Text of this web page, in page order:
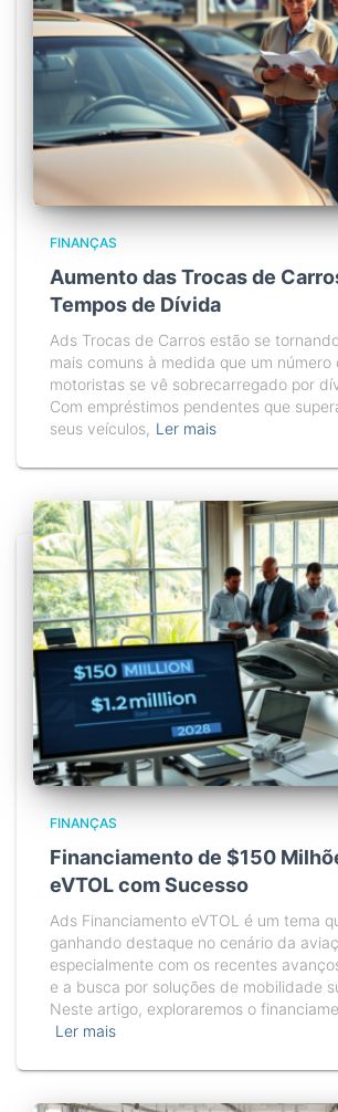
FINANÇAS
Aumento das Trocas de
Tempos de Dívida
Ads Trocas de Carros estão se
mais comuns à medida que um
motoristas se vê sobrecarregado por
Com empréstimos pendentes que
seus veículos, Ler mais
FINANÇAS
Financiamento de $150
eVTOL com Sucesso
Ads Financiamento eVTOL é um tema
ganhando destaque no cenário da
especialmente com os recentes
e a busca por soluções de mobilidade
Neste artigo, exploraremos o
Ler mais